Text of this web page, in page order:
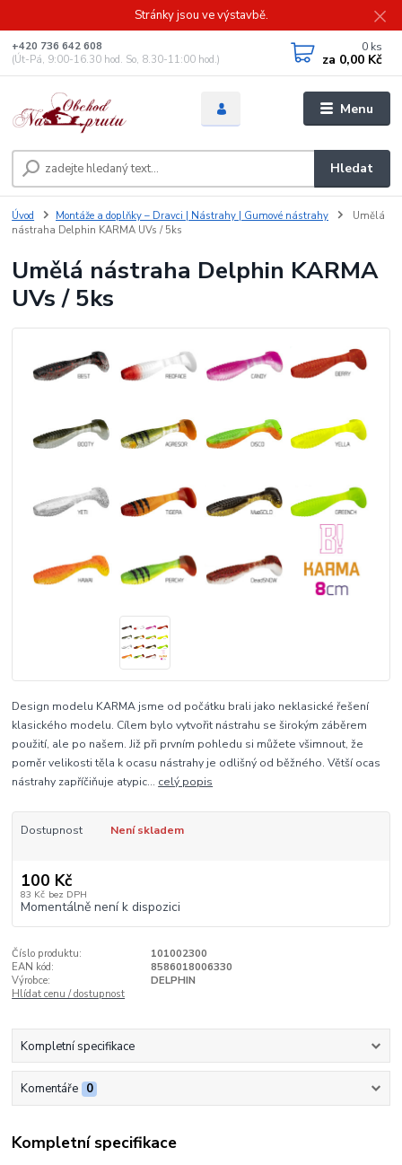
Stránky jsou ve výstavbě.
Menu
Hledat
+420 736 642 608
(Út-Pá, 9:00-16.30 hod. So, 8.30-11:00 hod.)
0 ks
za 0,00 Kč
Úvod Montáže a doplňky – Dravci | Nástrahy | Gumové nástrahy
Umělá
nástraha Delphin KARMA UVs / 5ks
Umělá nástraha Delphin KARMA
UVs / 5ks
Design modelu KARMA jsme od počátku brali jako neklasické řešení
klasického modelu. Cílem bylo vytvořit nástrahu se širokým záběrem
použití, ale po našem. Již při prvním pohledu si můžete všimnout, že
poměr velikosti těla k ocasu nástrahy je odlišný od běžného. Větší ocas
nástrahy zapříčiňuje atypic... celý popis
Dostupnost Není skladem
100 Kč
83 Kč bez DPH
Momentálně není k dispozici
Číslo produktu:
101002300
EAN kód:
8586018006330
Výrobce:
DELPHIN
Hlídat cenu / dostupnost
Kompletní specifikace
Komentáře 0
Kompletní specifikace